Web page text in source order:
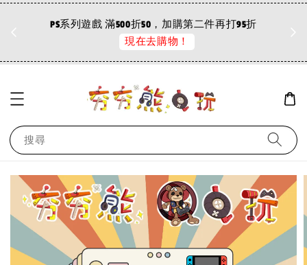
PS系列遊戲 滿500折50，加購第二件再打95折
現在去購物！
搜尋